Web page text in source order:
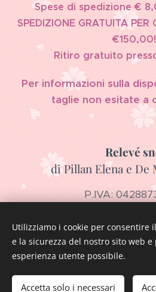
Spese di spedizione €
SPEDIZIONE GRATUITA PER
€150,00!
Ritiro gratuito
Per informazioni sulla
taglie non esitate a
Relevé
di Pillan Elena e De
P.IVA:
Via Guglielmo Marconi 17,
+39 320
Utilizziamo i cookie per consentire
e la sicurezza del nostro sito web
esperienza utente possibile.
Accetta solo i necessari